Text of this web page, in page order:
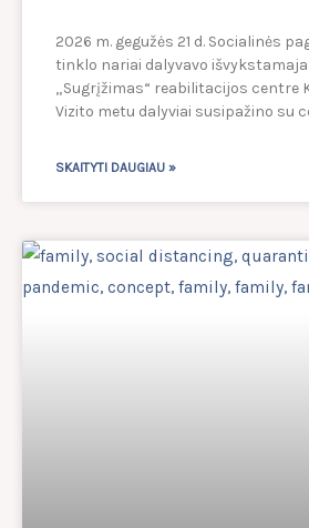
2026 m. gegužės 21 d. Socialinės
tinklo nariai dalyvavo
„Sugrįžimas“ reabilitacijos centre
Vizito metu dalyviai susipažino su
SKAITYTI DAUGIAU »